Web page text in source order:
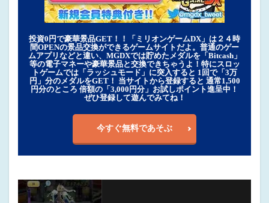
投資0円で豪華景品GET！！「ミリオンゲームDX」は２４時
間OPENの景品交換ができるゲームサイトだよ。普通のゲー
ムアプリなどと違い、MGDXでは貯めたメダルを「Bitcash」
等の電子マネーや豪華景品と交換できちゃうよ！特にスロッ
トゲームでは「ラッシュモード」に突入すると 1回で「3万
円」分のメダルをGET！ 当サイトから登録すると 通常1,500
円分のところ 倍額の「3,000円分」お試しポイント進呈中！
ぜひ登録して遊んでみてね！
今すぐ無料であそぶ